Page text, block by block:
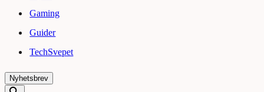
Gaming
Guider
TechSvepet
Nyhetsbrev